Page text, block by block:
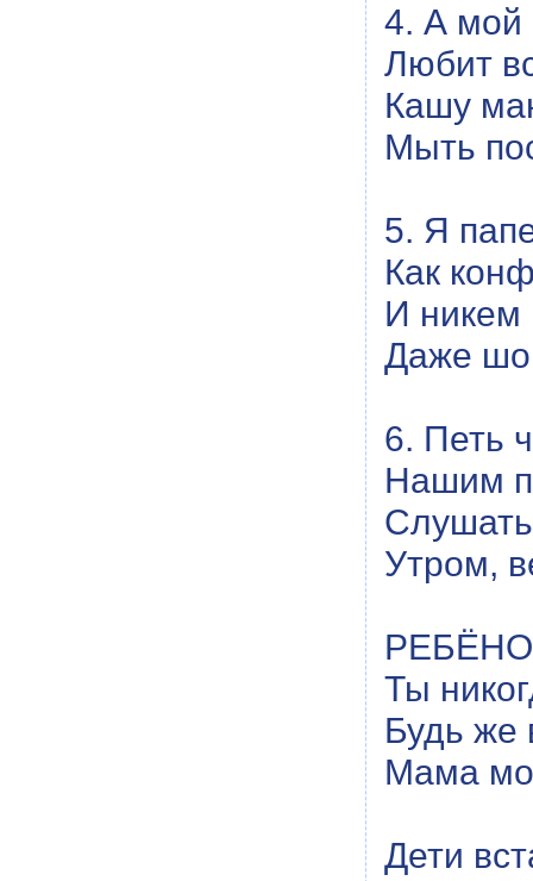
4. А мой
Любит
Кашу
Мыть
5. Я
Как
И никем
Даже
6. Петь
Нашим
Утром,
Ты
Будь же
Мама
Дети